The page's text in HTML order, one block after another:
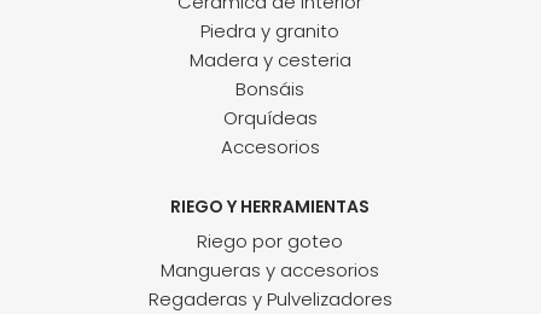
Piedra y granito
Madera y cesteria
Bonsáis
Orquídeas
Accesorios
RIEGO Y HERRAMIENTAS
Riego por goteo
Mangueras y accesorios
Regaderas y Pulvelizadores